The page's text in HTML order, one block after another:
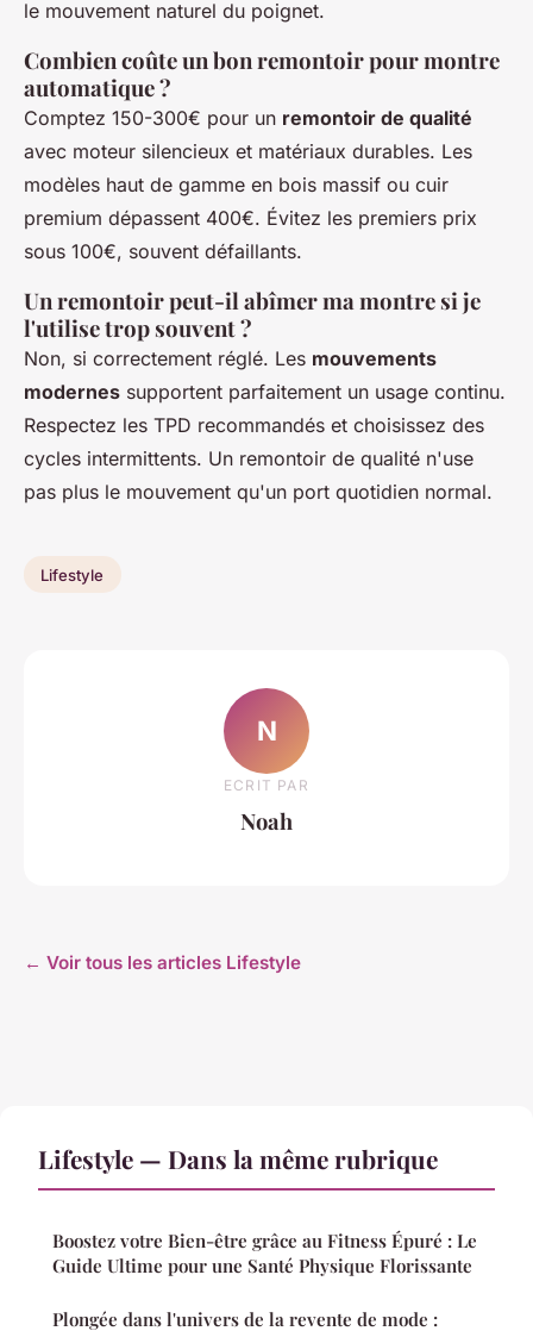
le mouvement naturel du poignet.
Combien coûte un bon remontoir pour montre
automatique ?
Comptez 150-300€ pour un remontoir de qualité
avec moteur silencieux et matériaux durables. Les
modèles haut de gamme en bois massif ou cuir
premium dépassent 400€. Évitez les premiers prix
sous 100€, souvent défaillants.
Un remontoir peut-il abîmer ma montre si je
l'utilise trop souvent ?
Non, si correctement réglé. Les mouvements
modernes supportent parfaitement un usage continu.
Respectez les TPD recommandés et choisissez des
cycles intermittents. Un remontoir de qualité n'use
pas plus le mouvement qu'un port quotidien normal.
Lifestyle
N
ECRIT PAR
Noah
← Voir tous les articles Lifestyle
Lifestyle — Dans la même rubrique
Boostez votre Bien-être grâce au Fitness Épuré : Le
Guide Ultime pour une Santé Physique Florissante
Plongée dans l'univers de la revente de mode :